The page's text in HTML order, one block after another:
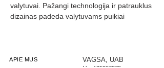
valytuvai. Pažangi technologija ir patrauklus
dizainas padeda valytuvams puikiai
triukšmą ir užtikrina komfortą.
APIE MUS VAGSA, UAB